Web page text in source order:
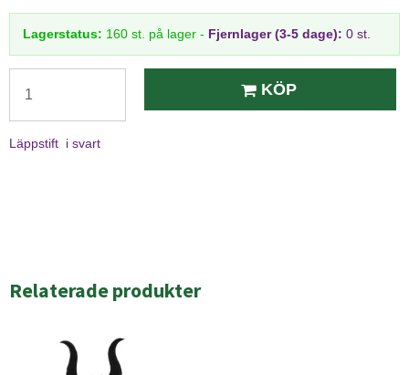
Lagerstatus: 160 st. på lager - Fjernlager (3-5 dage): 0 st.
KÖP
Läppstift i svart
Relaterade produkter